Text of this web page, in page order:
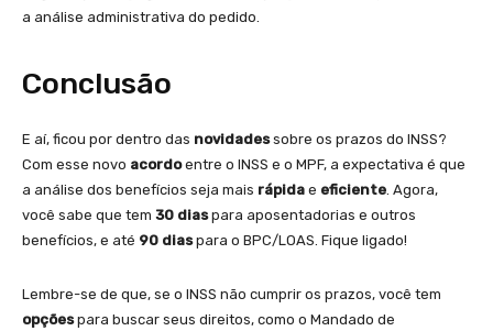
a análise administrativa do pedido.
Conclusão
E aí, ficou por dentro das novidadessobre os prazos do INSS?
Com esse novo acordoentre o INSS e o MPF, a expectativa é que
a análise dos benefícios seja mais rápida e eficiente. Agora,
você sabe que tem 30 diaspara aposentadorias e outros
benefícios, e até 90 diaspara o BPC/LOAS. Fique ligado!
Lembre-se de que, se o INSS não cumprir os prazos, você tem
opçõespara buscar seus direitos, como o Mandado de